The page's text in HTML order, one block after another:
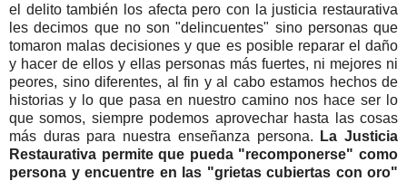
el delito también los afecta pero con la justicia restaurativa
les decimos que no son "delincuentes" sino personas que
tomaron malas decisiones y que es posible reparar el daño
y hacer de ellos y ellas personas más fuertes, ni mejores ni
peores, sino diferentes, al fin y al cabo estamos hechos de
historias y lo que pasa en nuestro camino nos hace ser lo
que somos, siempre podemos aprovechar hasta las cosas
más duras para nuestra enseñanza persona.
La Justicia
Restaurativa permite que pueda "recomponerse" como
persona y encuentre en las "grietas cubiertas con oro"